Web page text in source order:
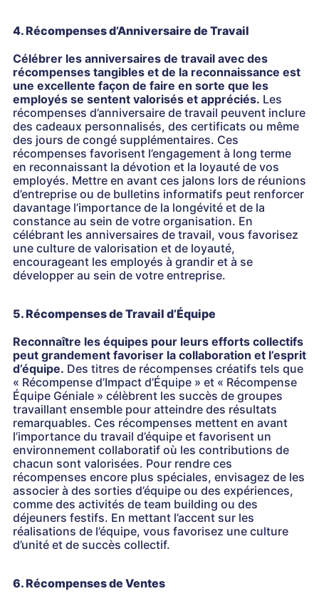
4. Récompenses d’Anniversaire de Travail
Célébrer les anniversaires de travail avec des
récompenses tangibles et de la reconnaissance est
une excellente façon de faire en sorte que les
employés se sentent valorisés et appréciés. Les
récompenses d’anniversaire de travail peuvent inclure
des cadeaux personnalisés, des certificats ou même
des jours de congé supplémentaires. Ces
récompenses favorisent l’engagement à long terme
en reconnaissant la dévotion et la loyauté de vos
employés. Mettre en avant ces jalons lors de réunions
d’entreprise ou de bulletins informatifs peut renforcer
davantage l’importance de la longévité et de la
constance au sein de votre organisation. En
célébrant les anniversaires de travail, vous favorisez
une culture de valorisation et de loyauté,
encourageant les employés à grandir et à se
développer au sein de votre entreprise.
5. Récompenses de Travail d’Équipe
Reconnaître les équipes pour leurs efforts collectifs
peut grandement favoriser la collaboration et l’esprit
d’équipe. Des titres de récompenses créatifs tels que
« Récompense d’Impact d’Équipe » et « Récompense
Équipe Géniale » célèbrent les succès de groupes
travaillant ensemble pour atteindre des résultats
remarquables. Ces récompenses mettent en avant
l’importance du travail d’équipe et favorisent un
environnement collaboratif où les contributions de
chacun sont valorisées. Pour rendre ces
récompenses encore plus spéciales, envisagez de les
associer à des sorties d’équipe ou des expériences,
comme des activités de team building ou des
déjeuners festifs. En mettant l’accent sur les
réalisations de l’équipe, vous favorisez une culture
d’unité et de succès collectif.
6. Récompenses de Ventes